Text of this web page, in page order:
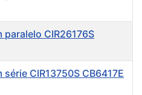
CIR26176S
CIR13750S CB6417E